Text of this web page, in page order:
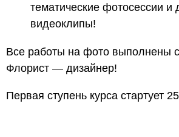
тематические фотосессии
видеоклипы!
Все работы на фото выполнены
Флорист — дизайнер!
Первая ступень курса стартует